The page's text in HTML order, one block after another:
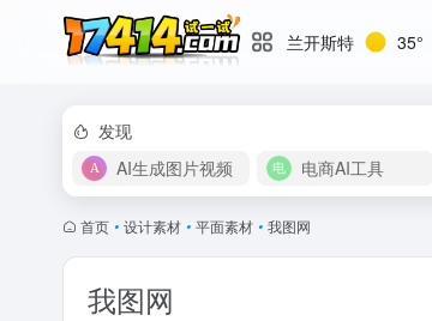
兰开斯特 35°
发现
AI生成图片视频
电商AI工具
首页 • 设计素材 • 平面素材 • 我图网
我图网